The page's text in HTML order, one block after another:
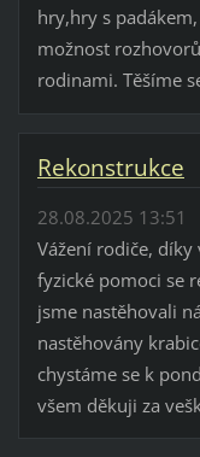
hry,hry s
možnost
rodinami. Těšíme
Rekonstrukce
28.08.2025 13:51
Vážení rodiče,
fyzické pomoci se
jsme nastěhovali
nastěhovány
chystáme se k
všem děkuji za